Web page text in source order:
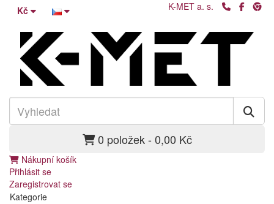
Kč K-MET a. s.
0 položek - 0,00 Kč
Nákupní košík
Přihlásit se
Zaregistrovat se
Kategorie